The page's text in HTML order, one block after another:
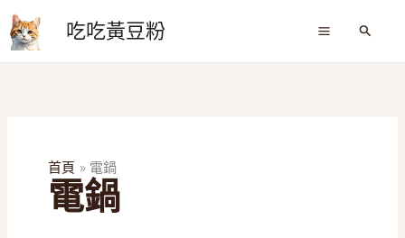
至
主
吃吃黃豆粉
搜
首頁 電鍋
電鍋